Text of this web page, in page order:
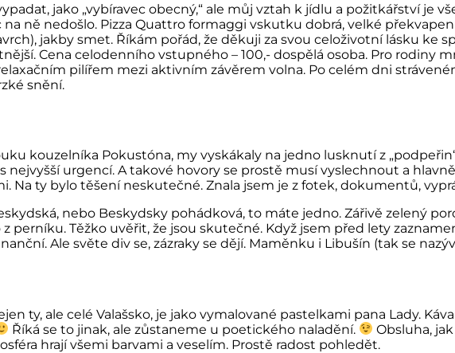
jako „vybíravec obecný,“ ale můj vztah k jídlu a požitkářství je
ně nedošlo. Pizza Quattro formaggi vskutku dobrá, velké
jakby smet. Říkám pořád, že děkuji za svou celoživotní lásku ke
Cena celodenního vstupného – 100,- dospělá osoba. Pro rodiny
pilířem mezi aktivním závěrem volna. Po celém dni
snění.
kouzelníka Pokustóna, my vyskákaly na jedno lusknutí z
nejvyšší urgencí. A takové hovory se prostě musí vyslechnout a
Na ty bylo těšení neskutečné. Znala jsem je z fotek, dokumentů,
nebo Beskydsky pohádková, to máte jedno. Zářivě zelený
perníku. Těžko uvěřit, že jsou skutečné. Když jsem před lety
Ale světe div se, zázraky se dějí. Maměnku i Libušín (tak se
ty, ale celé Valašsko, je jako vymalované pastelkami pana Lady.
Říká se to jinak, ale zůstaneme u poetického naladění.
Obsluha,
hrají všemi barvami a veselím. Prostě radost pohledět.